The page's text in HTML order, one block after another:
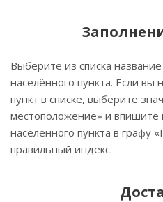
Выберите из списка
населённого пункта. Если
пункт в списке, выберите
местоположение» и впишите
населённого пункта в графу
правильный индекс.